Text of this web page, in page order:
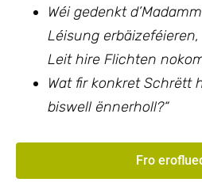
Wéi gedenkt
Léisung
Leit hire Flichten
Wat fir konkret Schrëtt
biswell ënnerholl?“
Fro